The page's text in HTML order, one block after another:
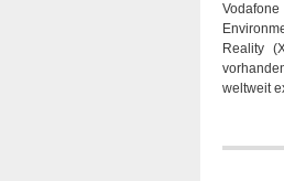
Reality
weltweit